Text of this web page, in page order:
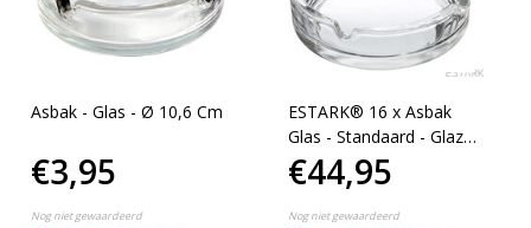
Asbak - Glas - Ø 10,6 Cm
€3,95
Nog niet gewaardeerd
ESTARK® 16 x Asbak
Glas - Standaard - Glazen
Asbakken - Ashtray -
Horeca - Café - 9 cm -
Tafel Asbak - 16 STUKS
€44,95
Nog niet gewaardeerd